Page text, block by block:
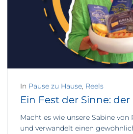
In Pause zu Hause, Reels
Ein Fest der Sinne:
Macht es wie unsere Sabine
und verwandelt einen